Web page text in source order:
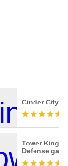
Cinder City
Tower King:
Defense